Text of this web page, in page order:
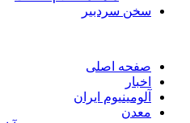
سخن سردبیر
صفحه اصلی
اخبار
آلومینیوم ایران
معدن